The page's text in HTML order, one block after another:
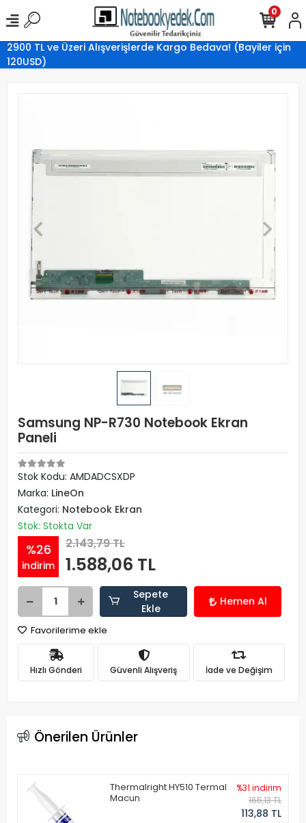
2900 TL ve Üzeri Alışverişlerde Kargo Bedava! (Bayiler için
120USD)
0
Samsung NP-R730 Notebook Ekran
Paneli
Stok Kodu: AMDADCSXDP
Marka: LineOn
Kategori: Notebook Ekran
Stok: Stokta Var
%26
indirim
2.143,79 TL
1.588,06 TL
Sepete
Ekle
Hemen Al
Favorilerime ekle
Hızlı Gönderi Güvenli Alışveriş İade ve Değişim
Önerilen Ürünler
Thermalright HY510 Termal
Macun
%31 indirim
165,13 TL
113,88 TL